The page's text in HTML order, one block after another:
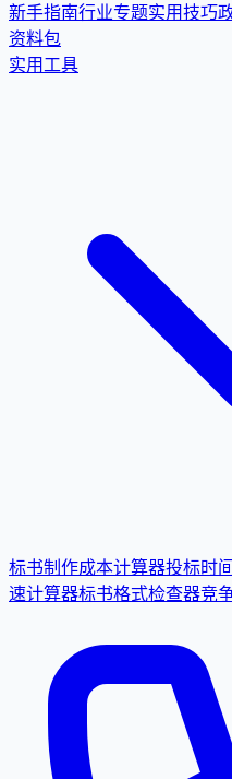
新手指南行业专题实用技巧
资料包
实用工具
标书制作成本计算器投标时
速计算器标书格式检查器竞